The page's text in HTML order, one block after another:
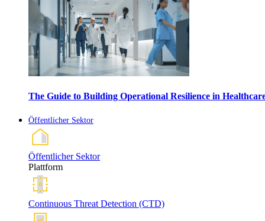
The Guide to Building Operational Resilience in
Öffentlicher Sektor
Öffentlicher Sektor
Plattform
Continuous Threat Detection (CTD)